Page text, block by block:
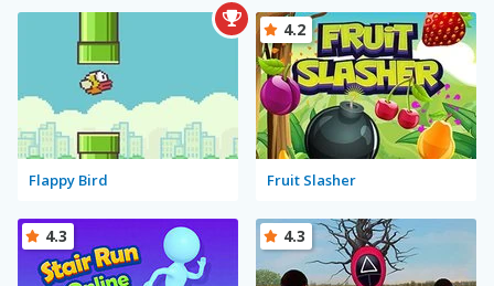
Flappy Bird Fruit Slasher
4.2
4.3 4.3